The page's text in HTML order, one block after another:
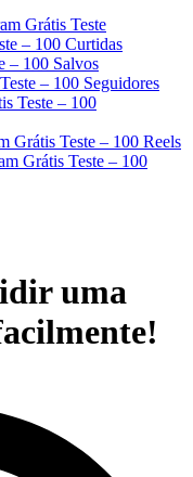
Grátis Teste
– 100 Curtidas
– 100 Salvos
– 100 Seguidores
Teste – 100
Grátis Teste – 100 Reels
Grátis Teste – 100
uma